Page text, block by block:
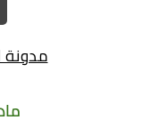
مدونة